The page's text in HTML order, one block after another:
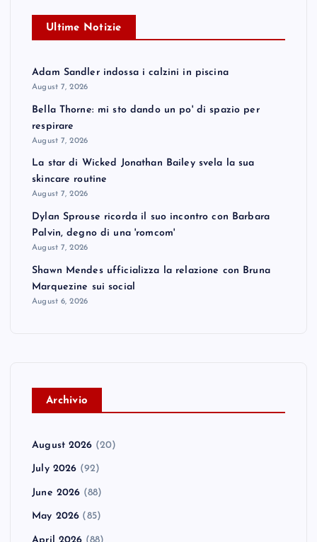
Ultime Notizie
Adam Sandler indossa i calzini in piscina
August 7, 2026
Bella Thorne: mi sto dando un po' di spazio per
respirare
August 7, 2026
La star di Wicked Jonathan Bailey svela la sua
skincare routine
August 7, 2026
Dylan Sprouse ricorda il suo incontro con Barbara
Palvin, degno di una 'romcom'
August 7, 2026
Shawn Mendes ufficializza la relazione con Bruna
Marquezine sui social
August 6, 2026
Archivio
August 2026 (20)
July 2026 (92)
June 2026 (88)
May 2026 (85)